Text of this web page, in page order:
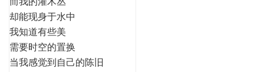
却能现身于水中
我知道有些美
需要时空的置换
当我感觉到自己的陈旧